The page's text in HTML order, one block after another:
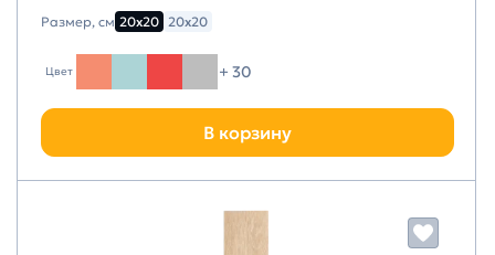
Размер, см 20х20 20х20
Цвет + 30
В корзину